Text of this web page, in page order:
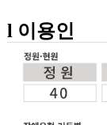
l 이용인